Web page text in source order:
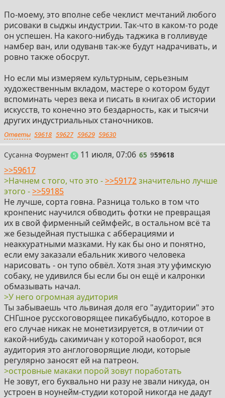
По-моему, это вполне себе чеклист мечтаний любого
рисоваки в сыджы индустрии. Так-что в каком-то роде
он успешен. На какого-нибудь таджика в голливуде
намбер ван, или одуванв так-же будут надрачивать, и
ровно также обосрут.
Но если мы измеряем культурным, серьезным
художественным вкладом, мастере о котором будут
вспоминать через века и писать в книгах об истории
искусств, то конечно это бездарность, как и тысячи
других индустриальных станочников.
Ответы 59618 59627 59629 59630
Сусанна Фоурмент 5постов
65
11 июля, 07:06 65 959618
>>59617
>Начнем с того, что это ->>59172значительно лучше
этого ->>59185
Не лучше, сорта говна. Разница только в том что
кронпенис научился обводить фотки не превращая
их в свой фирменный сеймфейс, в остальном всё та
же безыдейная пустышка с абберациями и
неаккуратными мазками. Ну как бы оно и понятно,
если ему заказали ебальник живого человека
нарисовать - он тупо обвёл. Хотя зная эту уфимскую
собаку, не удивился бы если бы он ещё и калронки
обмазывать начал.
>У него огромная аудитория
Ты забываешь что львиная доля его "аудитории" это
СНГшное русскоговорящее пикабубыдло, которое в
его случае никак не монетизируется, в отличии от
какой-нибудь сакимичан у которой наоборот, вся
аудитория это англоговорящие люди, которые
регулярно заносят ей на патреон.
>островные макаки порой зовут поработать
Не зовут, его буквально ни разу не звали никуда, он
устроен в ноунейм-студии которой никогда не дадут